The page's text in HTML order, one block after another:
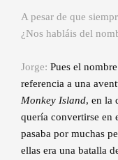
A pesar de que
¿Nos habláis del
Jorge: Pues el
referencia a una
Monkey Island, en la
quería convertirse en
pasaba por muchas
ellas era una batalla